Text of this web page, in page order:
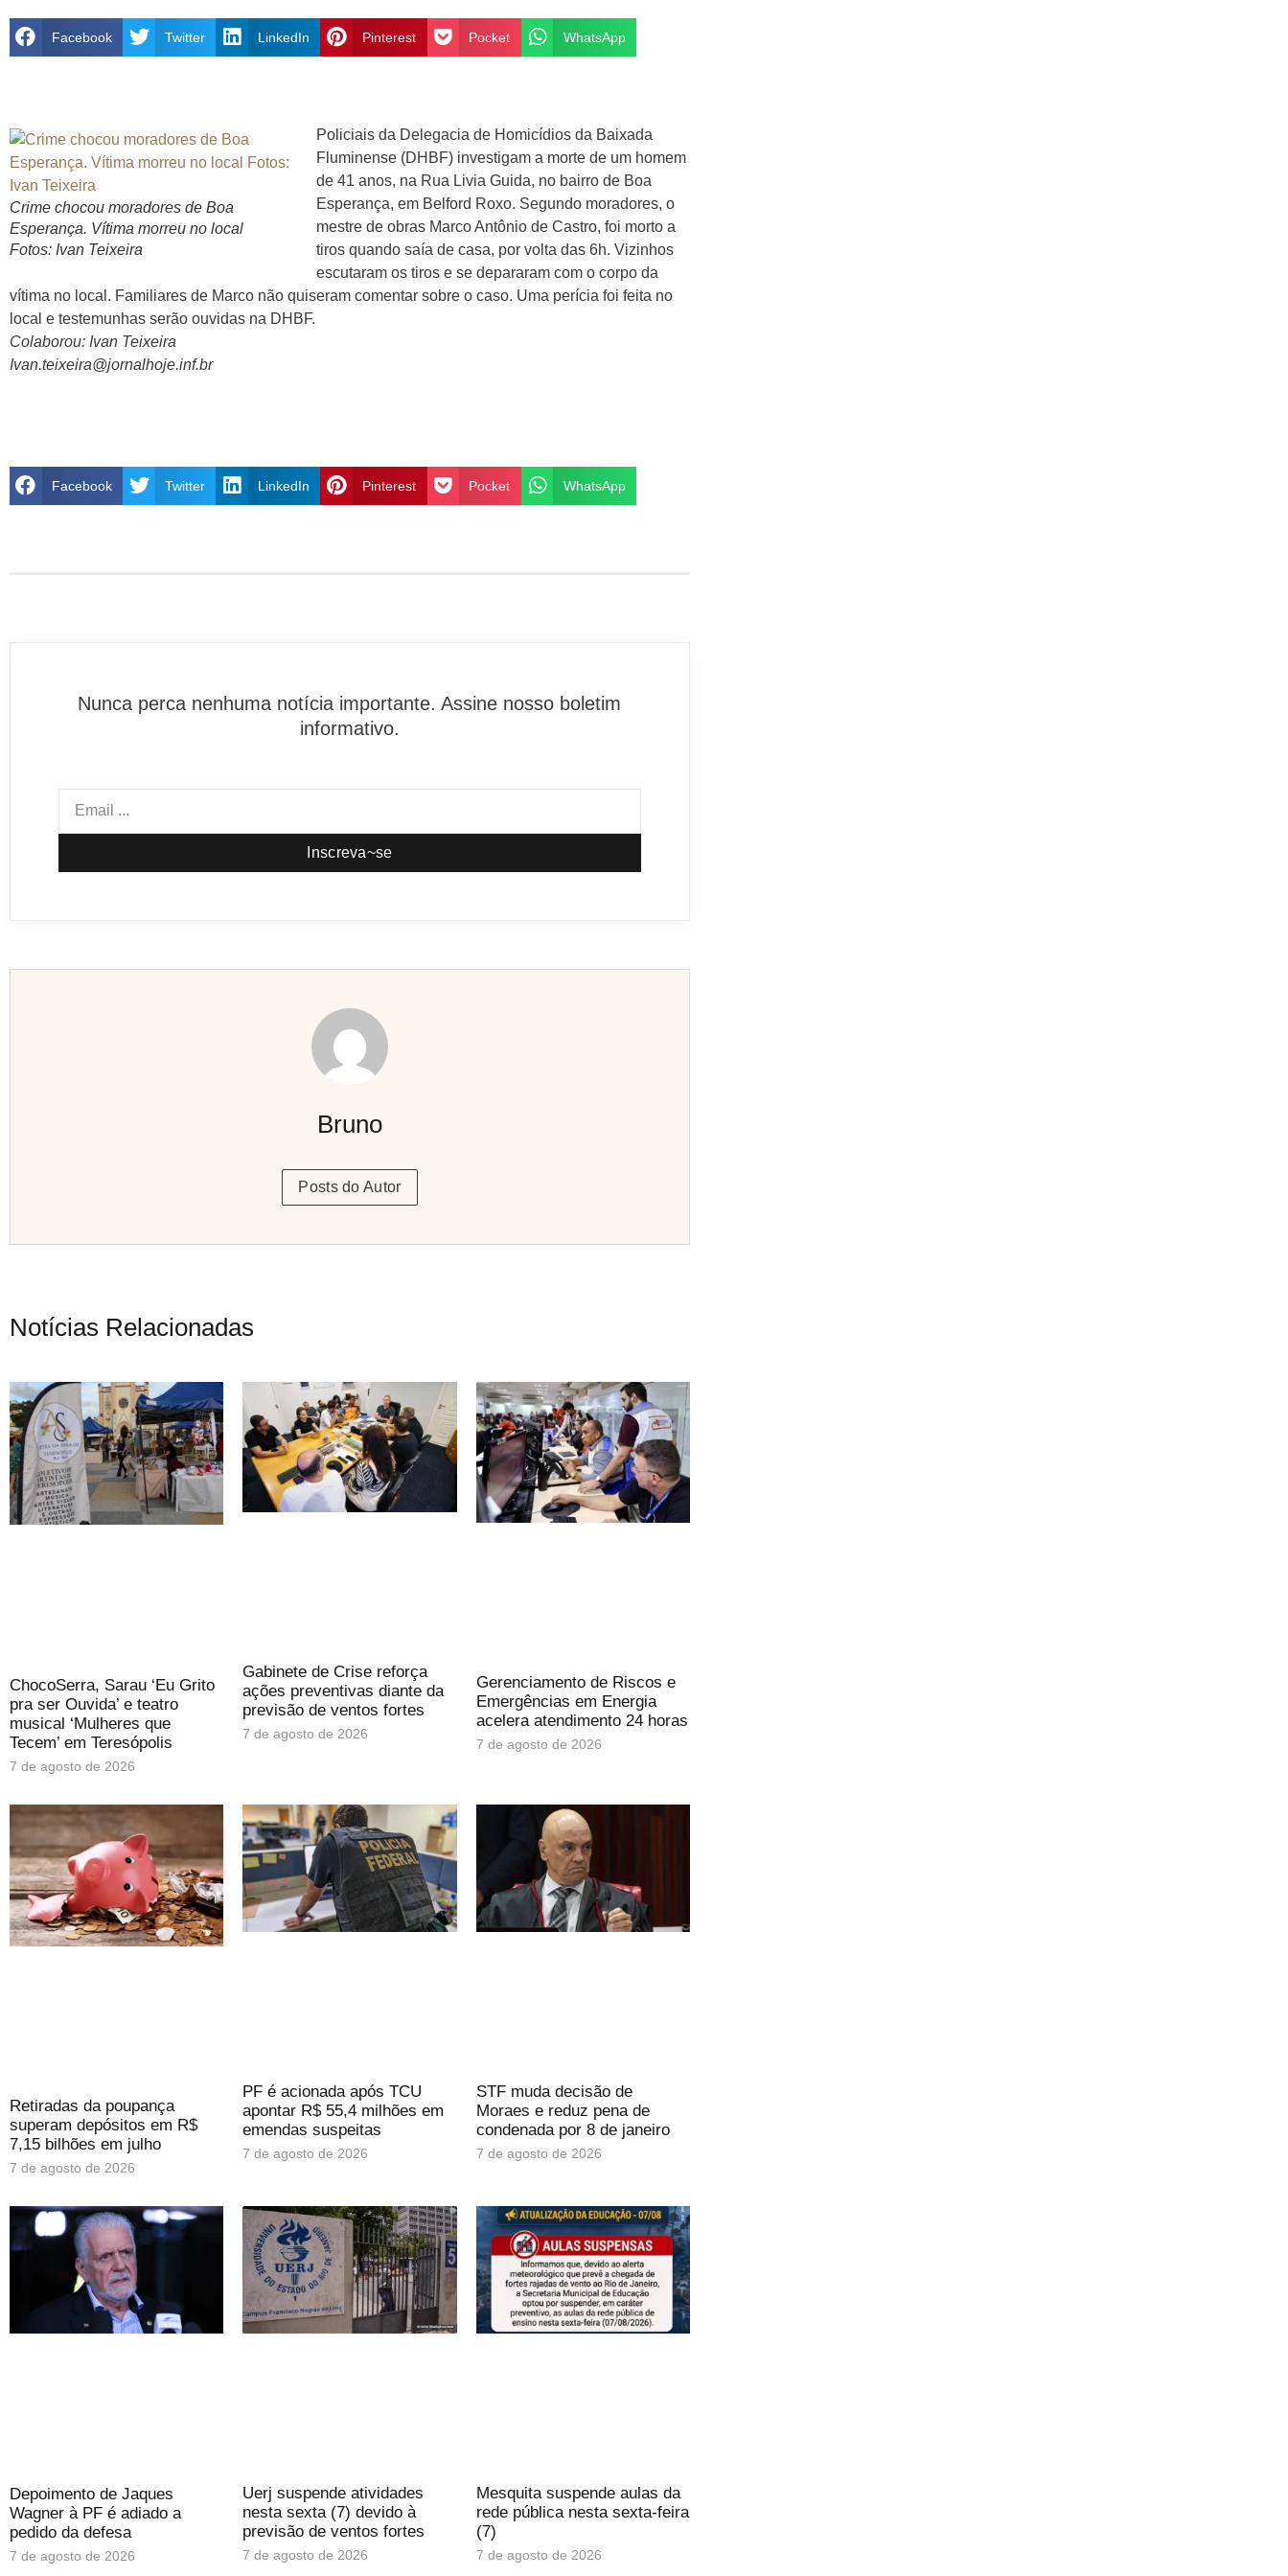
Facebook Twitter LinkedIn Pinterest Pocket WhatsApp
Crime chocou moradores de Boa
Esperança. Vítima morreu no local
Fotos: Ivan Teixeira
Policiais da Delegacia de Homicídios da Baixada
Fluminense (DHBF) investigam a morte de um homem
de 41 anos, na Rua Livia Guida, no bairro de Boa
Esperança, em Belford Roxo. Segundo moradores, o
mestre de obras Marco Antônio de Castro, foi morto a
tiros quando saía de casa, por volta das 6h. Vizinhos
escutaram os tiros e se depararam com o corpo da
vítima no local. Familiares de Marco não quiseram comentar sobre o caso. Uma perícia foi feita no
local e testemunhas serão ouvidas na DHBF.
Colaborou: Ivan Teixeira
Ivan.teixeira@jornalhoje.inf.br
Facebook Twitter LinkedIn Pinterest Pocket WhatsApp
Nunca perca nenhuma notícia importante. Assine nosso boletim
informativo.
Inscreva~se
Bruno
Posts do Autor
Notícias Relacionadas
ChocoSerra, Sarau ‘Eu Grito
pra ser Ouvida’ e teatro
musical ‘Mulheres que
Tecem’ em Teresópolis
7 de agosto de 2026
Gabinete de Crise reforça
ações preventivas diante da
previsão de ventos fortes
7 de agosto de 2026
Gerenciamento de Riscos e
Emergências em Energia
acelera atendimento 24 horas
7 de agosto de 2026
Retiradas da poupança
superam depósitos em R$
7,15 bilhões em julho
7 de agosto de 2026
PF é acionada após TCU
apontar R$ 55,4 milhões em
emendas suspeitas
7 de agosto de 2026
STF muda decisão de
Moraes e reduz pena de
condenada por 8 de janeiro
7 de agosto de 2026
Depoimento de Jaques
Wagner à PF é adiado a
pedido da defesa
7 de agosto de 2026
Uerj suspende atividades
nesta sexta (7) devido à
previsão de ventos fortes
7 de agosto de 2026
Mesquita suspende aulas da
rede pública nesta sexta-feira
(7)
7 de agosto de 2026